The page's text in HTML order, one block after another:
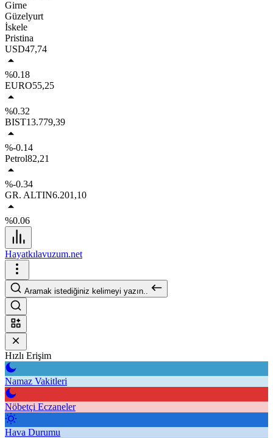
Girne
Güzelyurt
İskele
Pristina
USD47,74
%0.18
EURO55,25
%0.32
BIST13.779,39
%-0.14
Petrol82,21
%-0.34
GR. ALTIN6.201,10
%0.06
Hayatkılavuzum.net
Aramak istediğiniz kelimeyi yazın..
Hızlı Erişim
Namaz Vakitleri
Nöbetçi Eczaneler
Hava Durumu